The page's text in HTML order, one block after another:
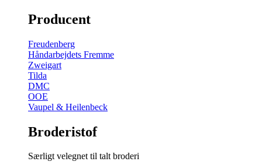
Producent
Freudenberg
Håndarbejdets Fremme
Zweigart
Tilda
DMC
OOE
Vaupel & Heilenbeck
Broderistof
Særligt velegnet til talt broderi